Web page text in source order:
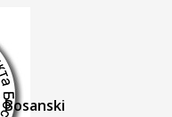
Bosanski